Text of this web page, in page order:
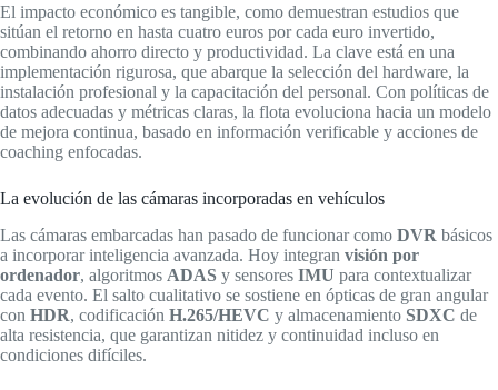
El impacto económico es tangible, como demuestran estudios que
sitúan el retorno en hasta cuatro euros por cada euro invertido,
combinando ahorro directo y productividad. La clave está en una
implementación rigurosa, que abarque la selección del hardware, la
instalación profesional y la capacitación del personal. Con políticas de
datos adecuadas y métricas claras, la flota evoluciona hacia un modelo
de mejora continua, basado en información verificable y acciones de
coaching enfocadas.
La evolución de las cámaras incorporadas en vehículos
Las cámaras embarcadas han pasado de funcionar como DVR básicos
a incorporar inteligencia avanzada. Hoy integran visión por
ordenador, algoritmos ADAS y sensores IMU para contextualizar
cada evento. El salto cualitativo se sostiene en ópticas de gran angular
con HDR, codificación H.265/HEVC y almacenamiento SDXC de
alta resistencia, que garantizan nitidez y continuidad incluso en
condiciones difíciles.